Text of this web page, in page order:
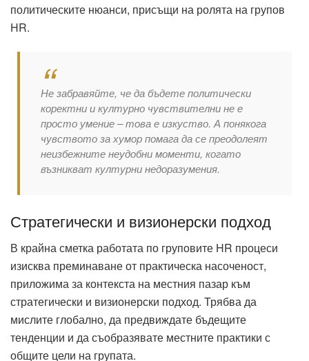
политическите нюанси, присъщи на ролята на групов
HR.
Не забравяйте, че да бъдете политически
коректни и културно чувствителни не е
просто умение – това е изкуство. А понякога
чувството за хумор помага да се преодолеят
неизбежните неудобни моменти, когато
възникват културни недоразумения.
Стратегически и визионерски подход
В крайна сметка работата по груповите HR процеси
изисква преминаване от практическа насоченост,
приложима за контекста на местния пазар към
стратегически и визионерски подход. Трябва да
мислите глобално, да предвиждате бъдещите
тенденции и да съобразявате местните практики с
общите цели на групата.